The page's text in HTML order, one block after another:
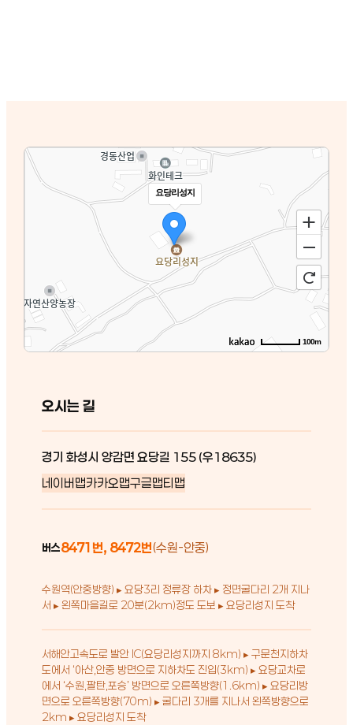
요당리성지
100m
오시는 길
경기 화성시 양감면 요당길 155 (우18635)
네이버맵카카오맵구글맵티맵
버스8471번, 8472번(수원-안중)
수원역(안중방향) ▸ 요당3리 정류장 하차 ▸ 정면굴다리 2개 지나
서 ▸ 왼쪽마을길로 20분(2km)정도 도보 ▸ 요당리성지 도착
서해안고속도로 발안 IC(요당리성지까지 8km) ▸ 구문천지하차
도에서 ‘아산,안중 방면으로 지하차도 진입(3km) ▸ 요당교차로
에서 ‘수원,팔탄,포승’ 방면으로 오른쪽방향(1.6km) ▸ 요당리방
면으로 오른쪽방향(70m) ▸ 굴다리 3개를 지나서 왼쪽방향으로
2km ▸ 요당리성지 도착